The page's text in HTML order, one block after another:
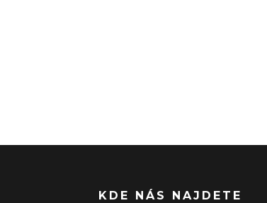
KDE NÁS NAJDETE